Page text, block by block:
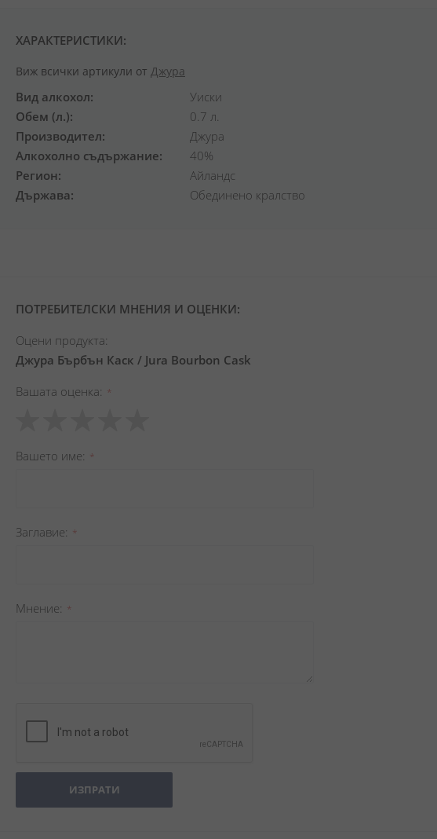
ХАРАКТЕРИСТИКИ:
Виж всички артикули от Джура
Вид алкохол
Уиски
Обем (л.)
0.7 л.
Производител
Джура
Алкохолно съдържание
40%
Регион
Айландс
Държава
Обединено кралство
ПОТРЕБИТЕЛСКИ МНЕНИЯ И ОЦЕНКИ:
Оцени продукта:
Джура Бърбън Каск / Jura Bourbon Cask
Вашата оценка
star
stars
stars
stars
stars
Вашето име
Заглавиe
Мнение
ИЗПРАТИ